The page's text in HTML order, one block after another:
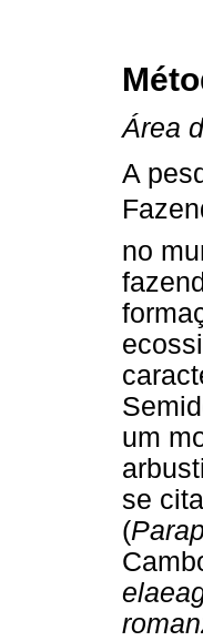
Área
A
no
um
se
(